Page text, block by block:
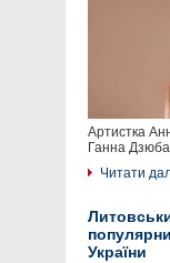
Артистка
Ганна
Читати
України